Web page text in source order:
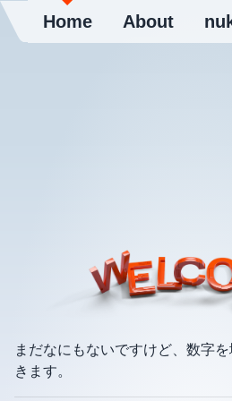
Home About
まだなにもないですけど、数字
きます。